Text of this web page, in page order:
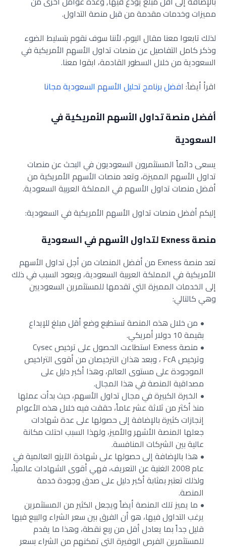
مميزات وخدمات مقدمة من قبل منصة التداول.
لذلك تابعوا معنا مقال اليوم، لأننا سوف نقوم بتسليط الضوء
وذكر كامل التفاصيل عن منصات تداول الأسهم الأمريكية في
السعودية من خلال السطور القادمة، ابقوا معنا.
اقرأ أيضاً: افضل برنامج تحليل الأسهم السعودية مجانا
أفضل منصة تداول الأسهم الأمريكية في
السعودية
يسعى دائماً المستثمرون السعوديون في البحث عن منصات
تداول الأسهم المميزة، وتعد منصات الأسهم الأمريكية من
أفضل منصات تداول الأسهم في المملكة العربية السعودية.
إليكم أفضل منصات تداول الأسهم الأمريكية في السعودية:
منصة Exness لتداول الأسهم في السعودية
تعد منصة Exness من أفضل المنصات من أجل تداول الأسهم
الأمريكية في المملكة العربية السعودية، ويعود السبب في ذلك
إلى الخدمات المميزة التي تقدمها للمستثمرين السعوديين
وهي كالتالي:
من خلال هذه المنصة تستطيع وضع أقل مبلغ للإيداع
بقيمة 10 دولار أمريكي.
منصة Exness استطاعت الحصول على ترخيص Cysec
وترخيص FcA ، وبعد هذان الترخيصان من أقوى التراخيص
الموجودة على مستوى العالم، وهذا أكبر دليل على
مصداقية المنصة في هذا المجال.
الخبرة الكبيرة في مجال تداول الأسهم، حيث بدأت عملها
منذ أكثر من ثلاثة عشر عاماً، حققت فيه خلال هذه الأعوام
إنجازات كثيرة بالإضافة إلى حصولها على عدة شهادات
جعلها المنصة الأشهر والأميز، ولهذا السبب احتلت مكانة
عالية بين الشركات المنافسة.
هذا بالإضافة إلى حصولها على شهادة الآيزو العالمية في
عام 2008 الغنية عن التعريف، فهي أقوى الشهادات عالمياً،
ولذلك تعتبر بمثابة أكبر دليل على صدق وجودة خدمة
المنصة.
ما يميز تلك المنصة أيضاً ويجعل الكثير من المستثمرين
يرغب التداول فيها، هو أن الفرق بين سعر الشراء والبيع فيها
قليل جداً بما يعادل أقل من ربع نقطة، وهذا ما يقدم
للمستثمرين الفرص الوفيرة التي تمكنهم من الشراء بسعر